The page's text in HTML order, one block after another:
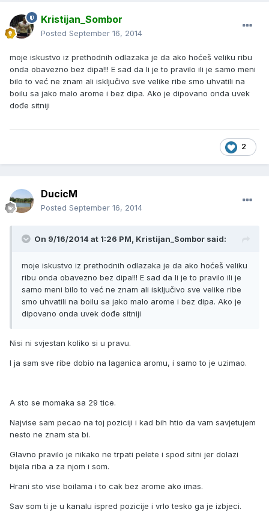
Kristijan_Sombor
Posted September 16, 2014
moje iskustvo iz prethodnih odlazaka je da ako hoćeš veliku ribu
onda obavezno bez dipa!!! E sad da li je to pravilo ili je samo meni
bilo to već ne znam ali isključivo sve velike ribe smo uhvatili na
boilu sa jako malo arome i bez dipa. Ako je dipovano onda uvek
dođe sitniji
2
DucicM
Posted September 16, 2014
On 9/16/2014 at 1:26 PM, Kristijan_Sombor said:
moje iskustvo iz prethodnih odlazaka je da ako hoćeš veliku
ribu onda obavezno bez dipa!!! E sad da li je to pravilo ili je
samo meni bilo to već ne znam ali isključivo sve velike ribe
smo uhvatili na boilu sa jako malo arome i bez dipa. Ako je
dipovano onda uvek dođe sitniji
Nisi ni svjestan koliko si u pravu.
I ja sam sve ribe dobio na laganica aromu, i samo to je uzimao.
A sto se momaka sa 29 tice.
Najvise sam pecao na toj poziciji i kad bih htio da vam savjetujem
nesto ne znam sta bi.
Glavno pravilo je nikako ne trpati pelete i spod sitni jer dolazi
bijela riba a za njom i som.
Hrani sto vise boilama i to cak bez arome ako imas.
Sav som ti je u kanalu ispred pozicije i vrlo tesko ga je izbjeci.